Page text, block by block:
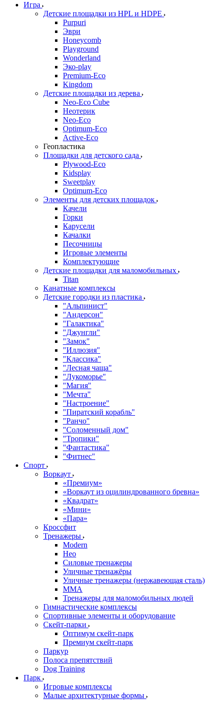
Игра
Детские площадки из HPL и HDPE
Purpuri
Эври
Honeycomb
Playground
Wonderland
Эко-play
Premium-Eco
Kingdom
Детские площадки из дерева
Neo-Eco Cube
Неотерик
Neo-Eco
Оptimum-Еco
Active-Eco
Геопластика
Площадки для детского сада
Plywood-Eco
Kidsplay
Sweetplay
Оptimum-Еco
Элементы для детских площадок
Качели
Горки
Карусели
Качалки
Песочницы
Игровые элементы
Комплектующие
Детские площадки для маломобильных
Titan
Канатные комплексы
Детские городки из пластика
"Альпинист"
"Андерсон"
"Галактика"
"Джунгли"
"Замок"
"Иллюзия"
"Классика"
"Лесная чаща"
"Лукоморье"
"Магия"
"Мечта"
"Настроение"
"Пиратский корабль"
"Ранчо"
"Соломенный дом"
"Тропики"
"Фантастика"
"Фитнес"
Спорт
Воркаут
«Премиум»
«Воркаут из оцилиндрованного бревна»
«Квадрат»
«Мини»
«Пара»
Кроссфит
Тренажеры
Modern
Нео
Силовые тренажеры
Уличные тренажёры
Уличные тренажеры (нержавеющая сталь)
ММА
Тренажеры для маломобильных людей
Гимнастические комплексы
Спортивные элементы и оборудование
Скейт-парки
Оптимум скейт-парк
Премиум скейт-парк
Паркур
Полоса препятствий
Dog Training
Парк
Игровые комплексы
Малые архитектурные формы